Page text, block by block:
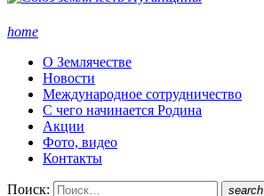
home
О Землячестве
Новости
Международное сотрудничество
С чего начинается Родина
Акции
Фото, видео
Контакты
Поиск: search